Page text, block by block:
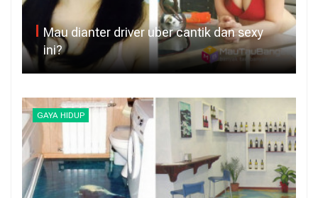
Mau dianter driver uber cantik dan sexy
ini?
GAYA HIDUP